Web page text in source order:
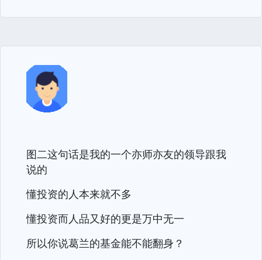
图二这句话是我的一个亦师亦友的领导跟我
说的
懂投资的人本来就不多
懂投资而人品又好的更是万中无一
所以你说葛兰的基金能不能翻身？